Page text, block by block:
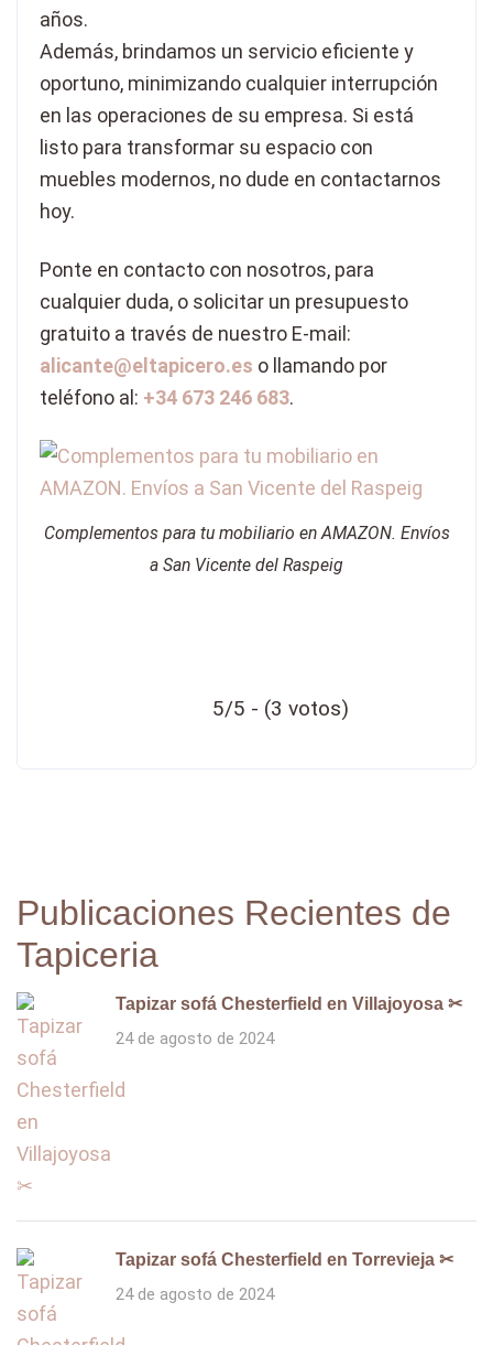
años.
Además, brindamos un servicio eficiente y
oportuno, minimizando cualquier interrupción
en las operaciones de su empresa. Si está
listo para transformar su espacio con
muebles modernos, no dude en contactarnos
hoy.
Ponte en contacto con nosotros, para
cualquier duda, o solicitar un presupuesto
gratuito a través de nuestro E-mail:
alicante@eltapicero.es o llamando por
teléfono al: +34 673 246 683.
Complementos para tu mobiliario en AMAZON. Envíos
a San Vicente del Raspeig
5/5 - (3 votos)
Publicaciones Recientes de
Tapiceria
Tapizar sofá Chesterfield en Villajoyosa ✂
24 de agosto de 2024
Tapizar sofá Chesterfield en Torrevieja ✂
24 de agosto de 2024